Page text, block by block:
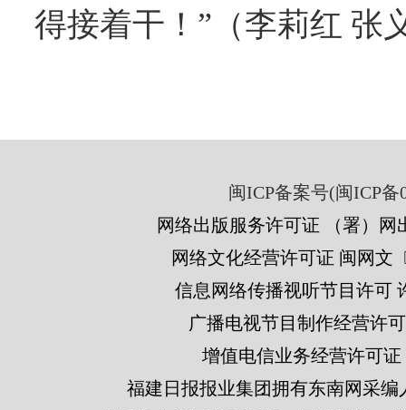
得接着干！”（李莉红 张
闽ICP备案号(闽ICP备
网络出版服务许可证 （署）网
网络文化经营许可证 闽网文
信息网络传播视听节目许可
广播电视节目制作经营许
增值电信业务经营许可证
福建日报报业集团拥有东南网采